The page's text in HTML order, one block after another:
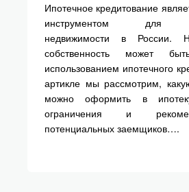
Ипотечное кредитование
инструментом для
недвижимости в России.
собственность может
использованием ипотечного
артикле мы рассмотрим,
можно оформить в
ограничения и
потенциальных заемщиков….